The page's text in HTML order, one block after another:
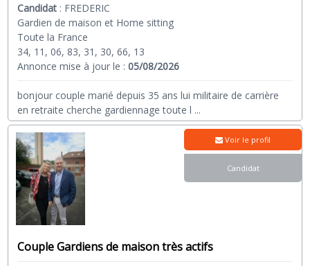
Candidat : FREDERIC
Gardien de maison et Home sitting
Toute la France
34, 11, 06, 83, 31, 30, 66, 13
Annonce mise à jour le :05/08/2026
bonjour couple marié depuis 35 ans lui militaire de carrière
en retraite cherche gardiennage toute l ...
Couple Gardiens de maison très actifs
Voir le profil
Candidat